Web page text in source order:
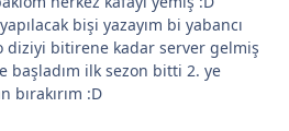
bişi yazayım bi yabancı
diziyi bitirene kadar server gelmiş
başladım ilk sezon bitti 2. ye
bırakırım :D